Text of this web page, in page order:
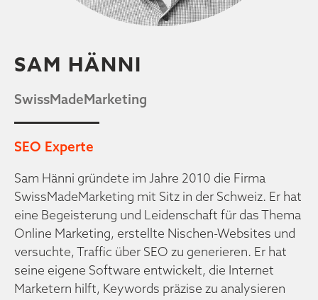
SAM HÄNNI
SwissMadeMarketing
SEO Experte
Sam Hänni gründete im Jahre 2010 die Firma
SwissMadeMarketing mit Sitz in der Schweiz. Er hat
eine Begeisterung und Leidenschaft für das Thema
Online Marketing, erstellte Nischen-Websites und
versuchte, Traffic über SEO zu generieren. Er hat
seine eigene Software entwickelt, die Internet
Marketern hilft, Keywords präzise zu analysieren